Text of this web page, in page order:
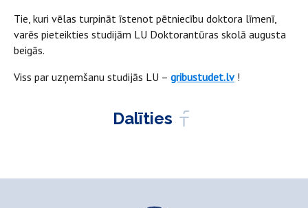
Tie, kuri vēlas turpināt īstenot pētniecību doktora līmenī,
varēs pieteikties studijām LU Doktorantūras skolā augusta
beigās.
Viss par uzņemšanu studijās LU – gribustudet.lv!
Dalīties